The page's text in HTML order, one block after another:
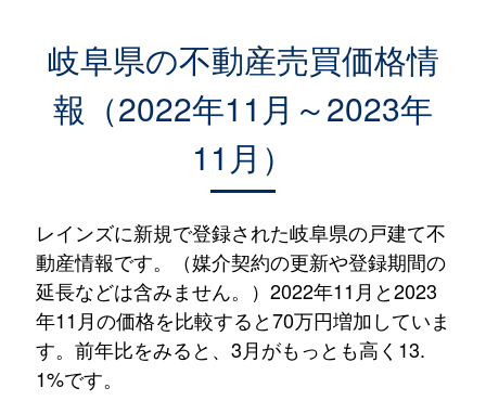
岐阜県の不動産売買価格情
報（2022年11月～2023年
11月）
レインズに新規で登録された岐阜県の戸建て不
動産情報です。（媒介契約の更新や登録期間の
延長などは含みません。）2022年11月と2023
年11月の価格を比較すると70万円増加していま
す。前年比をみると、3月がもっとも高く13.
1%です。